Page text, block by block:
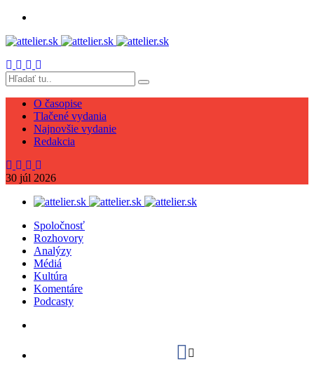
O časopise
Tlačené vydania
Najnovšie vydanie
Redakcia
30 júl 2026
Spoločnosť
Rozhovory
Analýzy
Médiá
Kultúra
Komentáre
Podcasty